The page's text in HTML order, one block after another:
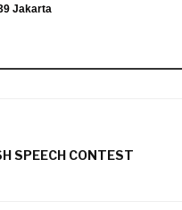
Jakarta
SPEECH CONTEST